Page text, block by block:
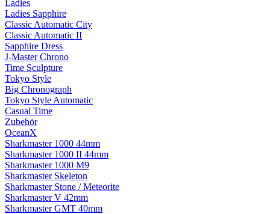
Ladies
Ladies Sapphire
Classic Automatic City
Classic Automatic II
Sapphire Dress
J-Master Chrono
Time Sculpture
Tokyo Style
Big Chronograph
Tokyo Style Automatic
Casual Time
Zubehör
OceanX
Sharkmaster 1000 44mm
Sharkmaster 1000 II 44mm
Sharkmaster 1000 M9
Sharkmaster Skeleton
Sharkmaster Stone / Meteorite
Sharkmaster V 42mm
Sharkmaster GMT 40mm